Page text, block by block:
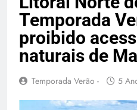
Temporada
proibido
naturais de
Temporada Verão - 5